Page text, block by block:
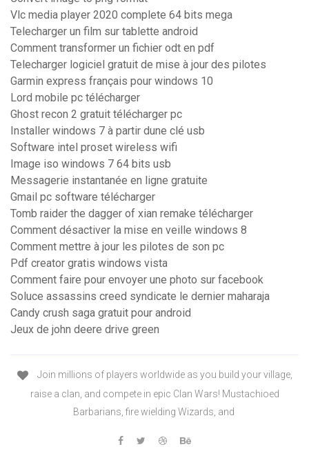
Vlc media player 2020 complete 64 bits mega
Telecharger un film sur tablette android
Comment transformer un fichier odt en pdf
Telecharger logiciel gratuit de mise à jour des pilotes
Garmin express français pour windows 10
Lord mobile pc télécharger
Ghost recon 2 gratuit télécharger pc
Installer windows 7 à partir dune clé usb
Software intel proset wireless wifi
Image iso windows 7 64 bits usb
Messagerie instantanée en ligne gratuite
Gmail pc software télécharger
Tomb raider the dagger of xian remake télécharger
Comment désactiver la mise en veille windows 8
Comment mettre à jour les pilotes de son pc
Pdf creator gratis windows vista
Comment faire pour envoyer une photo sur facebook
Soluce assassins creed syndicate le dernier maharaja
Candy crush saga gratuit pour android
Jeux de john deere drive green
Join millions of players worldwide as you build your village,
raise a clan, and compete in epic Clan Wars! Mustachioed
Barbarians, fire wielding Wizards, and